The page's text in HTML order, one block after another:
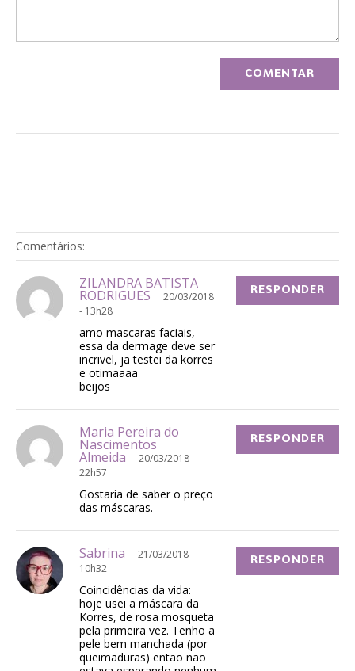
Comentários:
ZILANDRA BATISTA
RODRIGUES
20/03/2018
- 13h28
amo mascaras faciais,
essa da dermage deve ser
incrivel, ja testei da korres
e otimaaaa
beijos
RESPONDER
Maria Pereira do
Nascimentos
Almeida
20/03/2018 -
22h57
Gostaria de saber o preço
das máscaras.
RESPONDER
Sabrina
21/03/2018 -
10h32
Coincidências da vida:
hoje usei a máscara da
Korres, de rosa mosqueta
pela primeira vez. Tenho a
pele bem manchada (por
queimaduras) então não
RESPONDER